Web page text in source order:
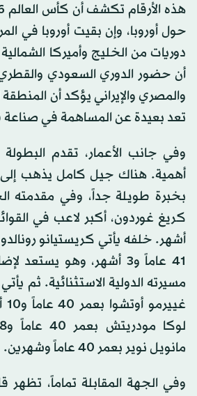
حول أوروبا، وإن بقيت أوروبا في
دوريات من الخليج وأميركا
أن حضور الدوري السعودي والقطري
والمصري والإيراني يؤكد أن المنطقة
تعد بعيدة عن المساهمة في صناعة
وفي جانب الأعمار، تقدم
أهمية. هناك جيل كامل يذهب
بخبرة طويلة جداً، وفي مقدمته
أشهر. خلفه يأتي كريستيانو
41 عاماً و3 أشهر، وهو
مسيرته الدولية الاستثنائية. ثم
مانويل نوير بعمر 40 عاماً وشهرين.
وفي الجهة المقابلة تماماً، تظهر